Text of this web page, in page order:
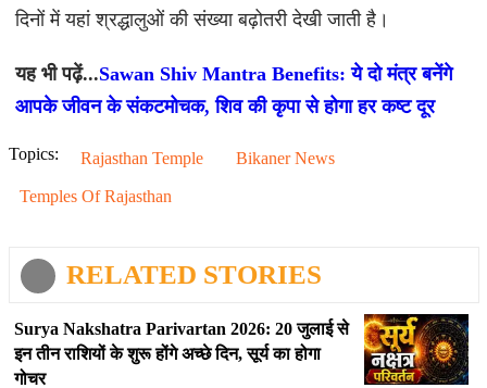
दिनों में यहां श्रद्धालुओं की संख्या बढ़ोतरी देखी जाती है।
यह भी पढ़ें...Sawan Shiv Mantra Benefits: ये दो मंत्र बनेंगे
आपके जीवन के संकटमोचक, शिव की कृपा से होगा हर कष्ट दूर
Topics: Rajasthan Temple Bikaner News
Temples Of Rajasthan
RELATED STORIES
Surya Nakshatra Parivartan 2026: 20 जुलाई से
इन तीन राशियों के शुरू होंगे अच्छे दिन, सूर्य का होगा
गोचर